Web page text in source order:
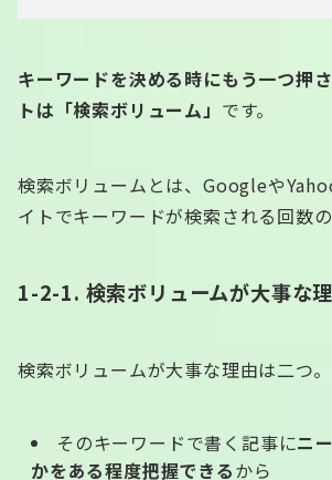
キーワードを決める時にもう一つ押
トは「検索ボリューム」 です。
検索ボリュームとは、Googleや
イトでキーワードが検索される回数の
1-2-1. 検索ボリュームが大事な
検索ボリュームが大事な理由は二つ。
そのキーワードで書く記事にニ
かをある程度把握できるから